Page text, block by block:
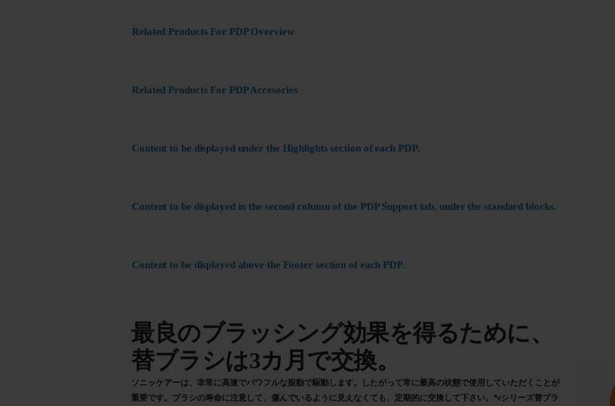
Related Products For PDP Overview
Related Products For PDP Accesories
Content to be displayed under the Highlights section of each PDP.
Content to be displayed in the second column of the PDP Support tab, under the standard blocks.
Content to be displayed above the Footer section of each PDP.
最良のブラッシング効果を得るために、
替ブラシは3カ月で交換。
ソニッケアーは、非常に高速でパワフルな振動で駆動します。したがって常に最高の状態で使用していただくことが
重要です。ブラシの寿命に注意して、傷んでいるように見えなくても、定期的に交換して下さい。*eシリーズ替ブラ